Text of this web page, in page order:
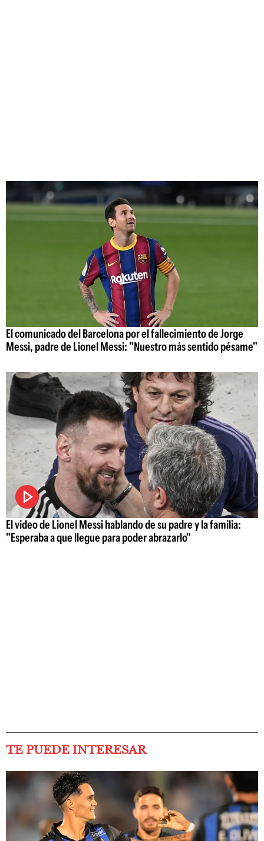
El comunicado del Barcelona por el fallecimiento de Jorge
Messi, padre de Lionel Messi: "Nuestro más sentido pésame"
El video de Lionel Messi hablando de su padre y la familia:
"Esperaba a que llegue para poder abrazarlo"
TE PUEDE INTERESAR